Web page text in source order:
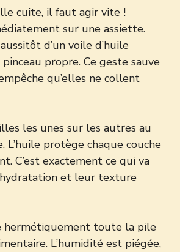
cuite, il faut agir vite !
sur une assiette.
d’un voile d’huile
propre. Ce geste sauve
qu’elles ne collent
les unes sur les autres au
L’huile protège chaque couche
C’est exactement ce qui va
et leur texture
hermétiquement toute la pile
L’humidité est piégée,